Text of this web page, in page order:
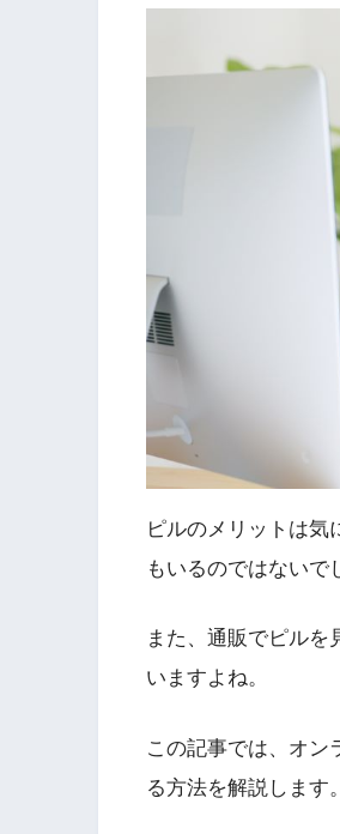
ピルのメリットは気
もいるのではないで
また、通販でピルを
いますよね。
この記事では、オン
る方法を解説します。